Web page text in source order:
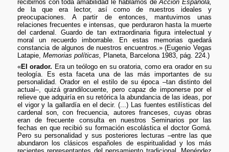
recibirnos con toda amabilidad le hablamos deAcción Española,
de la que era lector, así como de nuestros ideales y
preocupaciones. A partir de entonces, mantuvimos unas
relaciones frecuentes e intensas, que perduraron hasta la muerte
del cardenal. Guardo de tan extraordinaria figura intelectual y
moral un recuerdo imborrable. En estas memorias quedará
constancia de algunos de nuestros encuentros.» (Eugenio Vegas
Latapie, Memorias políticas, Planeta, Barcelona 1983, pág. 224.)
«El orador. Era un teólogo en su oratoria, como era orador en su
teología. Es esta faceta una de las más importantes de su
personalidad. Orador en el estilo de su época –tan distinto del
actual–, quizá grandilocuente, pero capaz de imponerse por el
relieve que adquiría en su retórica la abundancia de las ideas, por
el vigor y la gallardía en el decir. (...) Las fuentes estilísticas del
cardenal son, con frecuencia, autores franceses, cuyas obras
eran de frecuente consulta en nuestros Seminarios por las
fechas en que recibió su formación escolástica el doctor Gomá.
Pero su personalidad y sus posteriores lecturas –entre las que
abundaron los clásicos españoles de espiritualidad y los más